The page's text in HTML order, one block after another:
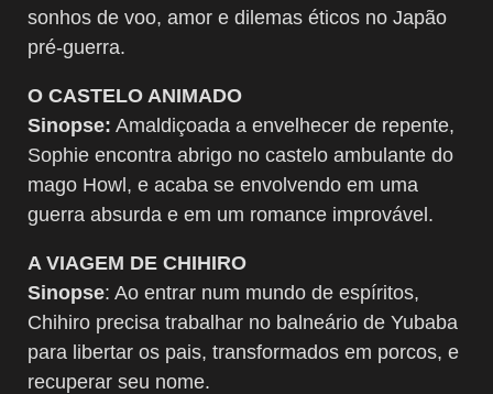
sonhos de voo, amor e dilemas éticos no Japão
pré-guerra.
O CASTELO ANIMADO
Sinopse: Amaldiçoada a envelhecer de repente,
Sophie encontra abrigo no castelo ambulante do
mago Howl, e acaba se envolvendo em uma
guerra absurda e em um romance improvável.
A VIAGEM DE CHIHIRO
Sinopse: Ao entrar num mundo de espíritos,
Chihiro precisa trabalhar no balneário de Yubaba
para libertar os pais, transformados em porcos, e
recuperar seu nome.